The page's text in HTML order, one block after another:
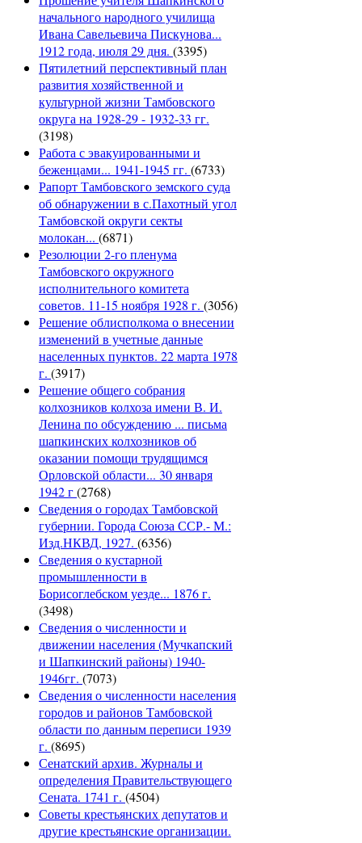
начального народного училища
Ивана Савельевича Пискунова...
1912 года, июля 29 дня. (3395)
Пятилетний перспективный план
развития хозяйственной и
культурной жизни Тамбовского
округа на 1928-29 - 1932-33 гг.
(3198)
Работа с эвакуированными и
беженцами... 1941-1945 гг. (6733)
Рапорт Тамбовского земского суда
об обнаружении в с.Пахотный угол
Тамбовской округи секты
молокан... (6871)
Резолюции 2-го пленума
Тамбовского окружного
исполнительного комитета
советов. 11-15 ноября 1928 г. (3056)
Решение облисполкома о внесении
изменений в учетные данные
населенных пунктов. 22 марта 1978
г. (3917)
Решение общего собрания
колхозников колхоза имени В. И.
Ленина по обсуждению ... письма
шапкинских колхозников об
оказании помощи трудящимся
Орловской области... 30 января
1942 г(2768)
Сведения о городах Тамбовской
губернии. Города Союза ССР.- М.:
Изд.НКВД, 1927. (6356)
Сведения о кустарной
промышленности в
Борисоглебском уезде... 1876 г.
(3498)
Сведения о численности и
движении населения (Мучкапский
и Шапкинский районы) 1940-
1946гг. (7073)
Сведения о численности населения
городов и районов Тамбовской
области по данным переписи 1939
г. (8695)
Сенатский архив. Журналы и
определения Правительствующего
Сената. 1741 г. (4504)
Советы крестьянских депутатов и
другие крестьянские организации.